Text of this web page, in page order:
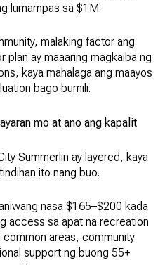
lumampas sa $1M.
malaking factor ang
plan ay maaaring magkaiba ng
kaya mahalaga ang maayos
bago bumili.
mo at ano ang kapalit
Summerlin ay layered, kaya
ito nang buo.
nasa $165–$200 kada
access sa apat na recreation
areas, community
support ng buong 55+